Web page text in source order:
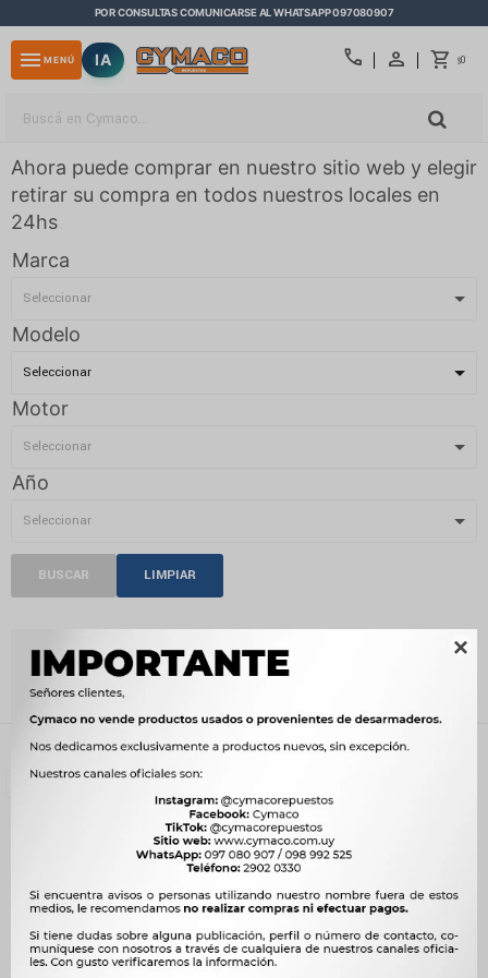

POR CONSULTAS COMUNICARSE AL WHATSAPP 097080907
call $0
menu MENÚ IA
Ahora puede comprar en nuestro sitio web y elegir
retirar su compra en todos nuestros locales en
24hs
Marca
Modelo
Motor
Año
BUSCAR LIMPIAR
Filtrando por: Carrocería Tapones combustible
Quitar filtros
close